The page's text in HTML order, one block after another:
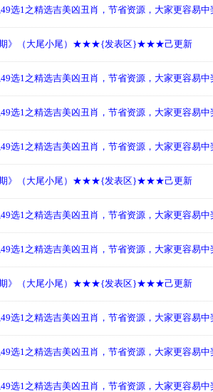
选1之精选吉美凶丑肖，节省资源，大家更容易
期》（大尾小尾）★★★{发表区}★★★己更新
选1之精选吉美凶丑肖，节省资源，大家更容易
选1之精选吉美凶丑肖，节省资源，大家更容易
选1之精选吉美凶丑肖，节省资源，大家更容易
期》（大尾小尾）★★★{发表区}★★★己更新
选1之精选吉美凶丑肖，节省资源，大家更容易
选1之精选吉美凶丑肖，节省资源，大家更容易
期》（大尾小尾）★★★{发表区}★★★己更新
选1之精选吉美凶丑肖，节省资源，大家更容易
选1之精选吉美凶丑肖，节省资源，大家更容易
选1之精选吉美凶丑肖，节省资源，大家更容易